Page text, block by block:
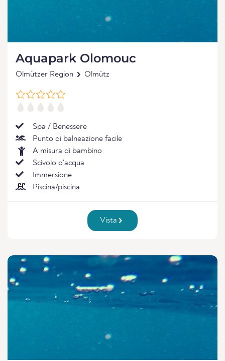
Aquapark Olomouc
Olmützer Region Olmütz
Spa / Benessere
Punto di balneazione facile
A misura di bambino
Scivolo d'acqua
Immersione
Piscina/piscina
Vista